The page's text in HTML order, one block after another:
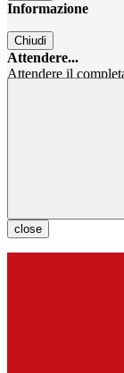
Informazione
Chiudi
Attendere...
Attendere il
close